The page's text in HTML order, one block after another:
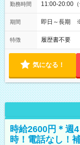
勤務時間 11:00-20:00
期間 即日～長期
特徴 履歴書不要
気になる！
時給2600円＊週
時！電話なし！